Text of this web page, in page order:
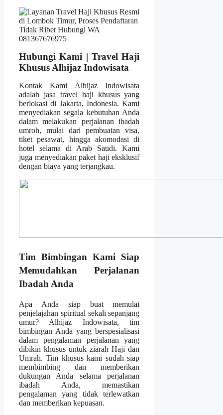
Hubungi Kami | Travel Haji
Khusus Alhijaz Indowisata
Kontak Kami Alhijaz Indowisata
adalah jasa travel haji khusus yang
berlokasi di Jakarta, Indonesia. Kami
menyediakan segala kebutuhan Anda
dalam melakukan perjalanan ibadah
umroh, mulai dari pembuatan visa,
tiket pesawat, hingga akomodasi di
hotel selama di Arab Saudi. Kami
juga menyediakan paket haji eksklusif
dengan biaya yang terjangkau.
Tim Bimbingan Kami Siap
Memudahkan Perjalanan
Ibadah Anda
Apa Anda siap buat memulai
penjelajahan spiritual sekali sepanjang
umur? Alhijaz Indowisata, tim
bimbingan Anda yang berspesialisasi
dalam pengalaman perjalanan yang
dibikin khusus untuk ziarah Haji dan
Umrah. Tim khusus kami sudah siap
membimbing dan memberikan
dukungan Anda selama perjalanan
ibadah Anda, memastikan
pengalaman yang tidak terlewatkan
dan memberikan kepuasan.